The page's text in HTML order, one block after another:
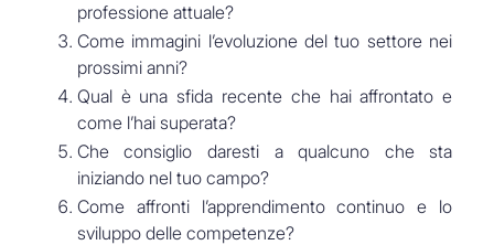
professione attuale?
Come immagini l’evoluzione del tuo settore nei
prossimi anni?
Qual è una sfida recente che hai affrontato e
come l’hai superata?
Che consiglio daresti a qualcuno che sta
iniziando nel tuo campo?
Come affronti l’apprendimento continuo e lo
sviluppo delle competenze?